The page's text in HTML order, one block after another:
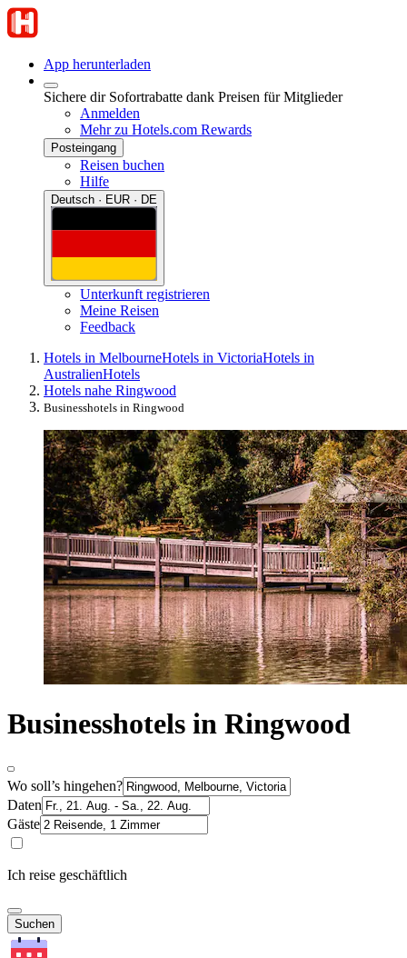
App herunterladen
Sichere dir Sofortrabatte dank Preisen für Mitglieder
Anmelden
Mehr zu Hotels.com Rewards
Posteingang
Reisen buchen
Hilfe
Deutsch · EUR · DE
Unterkunft registrieren
Meine Reisen
Feedback
Hotels in MelbourneHotels in VictoriaHotels in
AustralienHotels
Hotels nahe Ringwood
Businesshotels in Ringwood
Businesshotels in Ringwood
Wo soll’s hingehen?
Daten
Gäste
Ich reise geschäftlich
Suchen